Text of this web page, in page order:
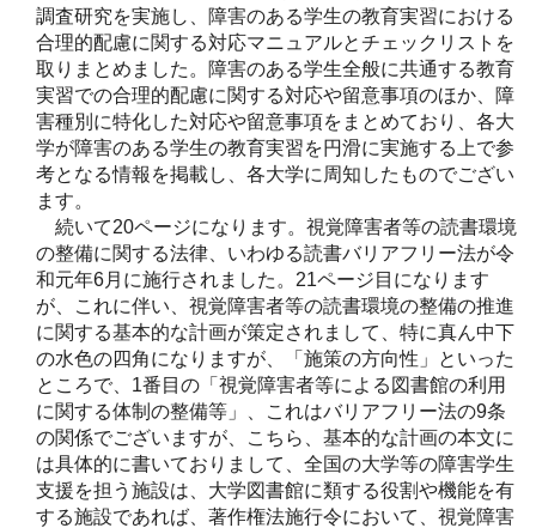
調査研究を実施し、障害のある学生の教育実習における
合理的配慮に関する対応マニュアルとチェックリストを
取りまとめました。障害のある学生全般に共通する教育
実習での合理的配慮に関する対応や留意事項のほか、障
害種別に特化した対応や留意事項をまとめており、各大
学が障害のある学生の教育実習を円滑に実施する上で参
考となる情報を掲載し、各大学に周知したものでござい
ます。
続いて20ページになります。視覚障害者等の読書環境
の整備に関する法律、いわゆる読書バリアフリー法が令
和元年6月に施行されました。21ページ目になります
が、これに伴い、視覚障害者等の読書環境の整備の推進
に関する基本的な計画が策定されまして、特に真ん中下
の水色の四角になりますが、「施策の方向性」といった
ところで、1番目の「視覚障害者等による図書館の利用
に関する体制の整備等」、これはバリアフリー法の9条
の関係でございますが、こちら、基本的な計画の本文に
は具体的に書いておりまして、全国の大学等の障害学生
支援を担う施設は、大学図書館に類する役割や機能を有
する施設であれば、著作権法施行令において、視覚障害